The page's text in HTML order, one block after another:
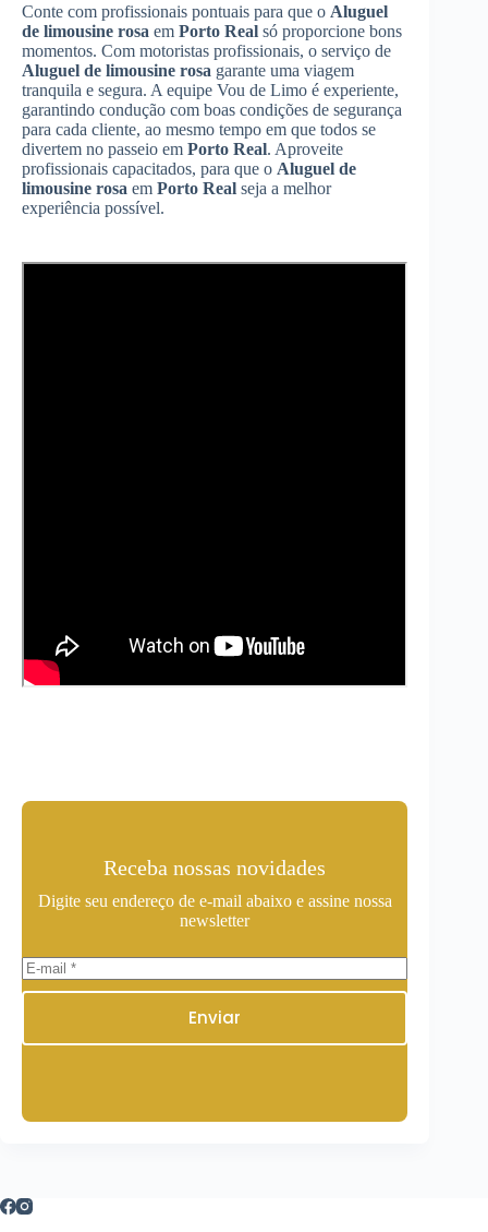
Conte com profissionais pontuais para que o Aluguel
de limousine rosa em Porto Real só proporcione bons
momentos. Com motoristas profissionais, o serviço de
Aluguel de limousine rosa garante uma viagem
tranquila e segura. A equipe Vou de Limo é experiente,
garantindo condução com boas condições de segurança
para cada cliente, ao mesmo tempo em que todos se
divertem no passeio em Porto Real. Aproveite
profissionais capacitados, para que o Aluguel de
limousine rosa em Porto Real seja a melhor
experiência possível.
Receba nossas novidades
Digite seu endereço de e-mail abaixo e assine nossa
newsletter
Enviar